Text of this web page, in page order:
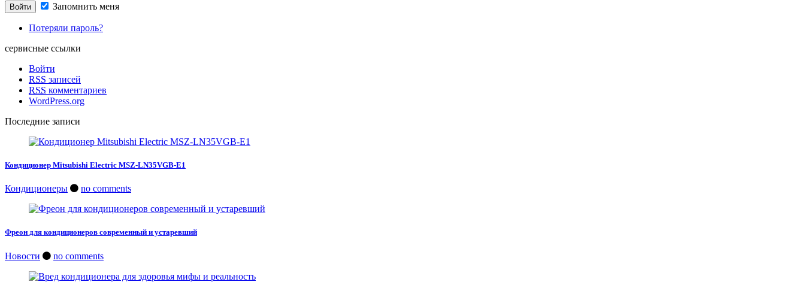
Запомнить меня
Потеряли пароль?
сервисные ссылки
Войти
RSS записей
RSS комментариев
WordPress.org
Последние записи
Кондиционер Mitsubishi Electric MSZ-LN35VGB-E1
Кондиционеры no comments
Фреон для кондиционеров современный и устаревший
Новости no comments